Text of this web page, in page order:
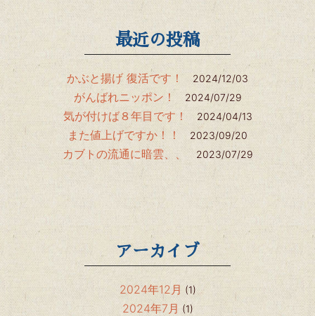
最近の投稿
かぶと揚げ 復活です！ 2024/12/03
がんばれニッポン！ 2024/07/29
気が付けば８年目です！ 2024/04/13
また値上げですか！！ 2023/09/20
カブトの流通に暗雲、、 2023/07/29
アーカイブ
2024年12月 (1)
2024年7月 (1)